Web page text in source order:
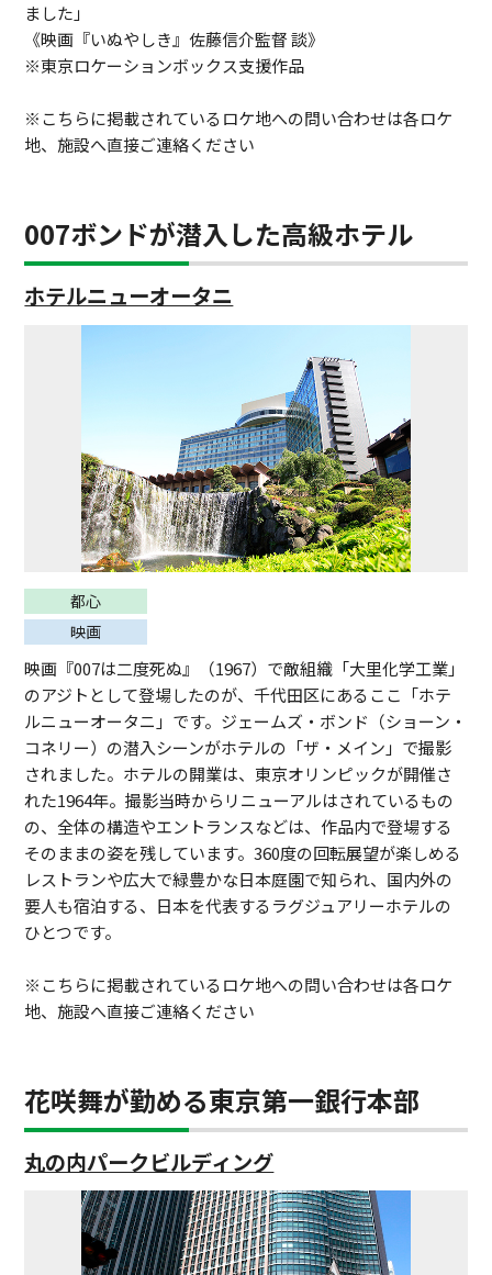
ました」
《映画『いぬやしき』佐藤信介監督 談》
※東京ロケーションボックス支援作品
※こちらに掲載されているロケ地への問い合わせは各ロケ
地、施設へ直接ご連絡ください
007ボンドが潜入した高級ホテル
ホテルニューオータニ
都心
映画
映画『007は二度死ぬ』（1967）で敵組織「大里化学工業」
のアジトとして登場したのが、千代田区にあるここ「ホテ
ルニューオータニ」です。ジェームズ・ボンド（ショーン・
コネリー）の潜入シーンがホテルの「ザ・メイン」で撮影
されました。ホテルの開業は、東京オリンピックが開催さ
れた1964年。撮影当時からリニューアルはされているもの
の、全体の構造やエントランスなどは、作品内で登場する
そのままの姿を残しています。360度の回転展望が楽しめる
レストランや広大で緑豊かな日本庭園で知られ、国内外の
要人も宿泊する、日本を代表するラグジュアリーホテルの
ひとつです。
※こちらに掲載されているロケ地への問い合わせは各ロケ
地、施設へ直接ご連絡ください
花咲舞が勤める東京第一銀行本部
丸の内パークビルディング